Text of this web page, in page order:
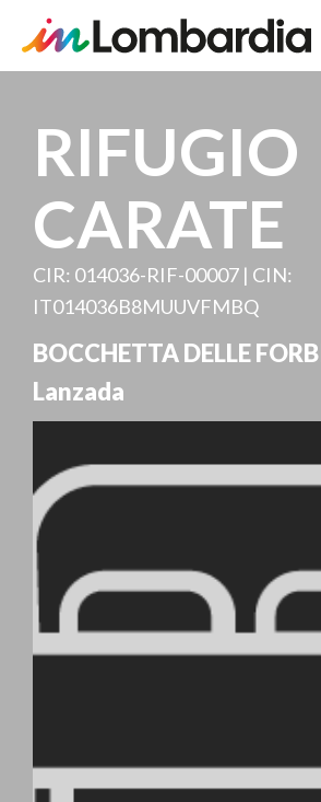
RIFUGIO
CARATE
CIR: 014036-RIF-00007 | CIN:
IT014036B8MUUVFMBQ
BOCCHETTA DELLE
Lanzada